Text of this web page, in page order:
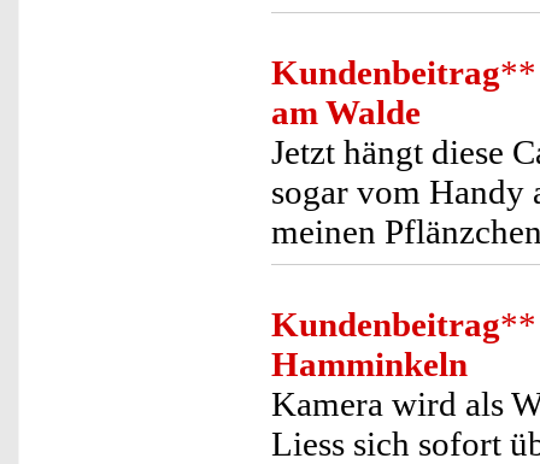
Kundenbeitrag**
am Walde
Jetzt hängt diese
sogar vom Handy
meinen
Kundenbeitrag**
Hamminkeln
Kamera wird als
Liess sich sofort